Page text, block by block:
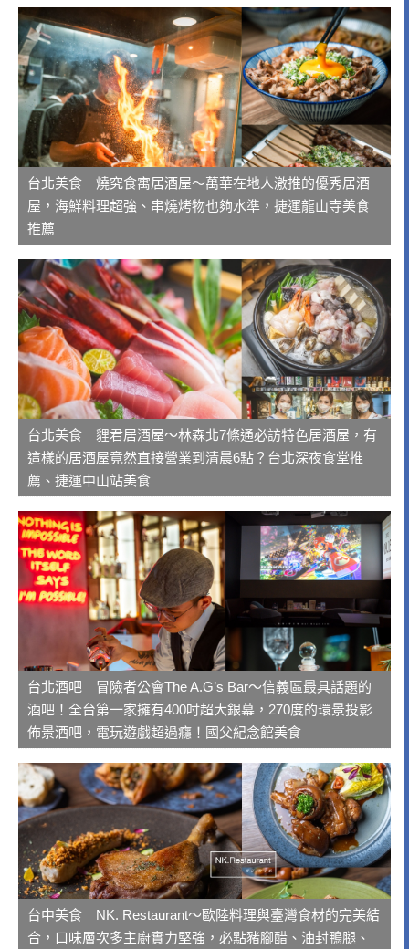
台北美食｜燒究食寓居酒屋～萬華在地人激推的優秀居酒
屋，海鮮料理超強、串燒烤物也夠水準，捷運龍山寺美食
推薦
台北美食｜貍君居酒屋～林森北7條通必訪特色居酒屋，有
這樣的居酒屋竟然直接營業到清晨6點？台北深夜食堂推
薦、捷運中山站美食
台北酒吧｜冒險者公會The A.G’s Bar～信義區最具話題的
酒吧！全台第一家擁有400吋超大銀幕，270度的環景投影
佈景酒吧，電玩遊戲超過癮！國父紀念館美食
台中美食｜NK. Restaurant～歐陸料理與臺灣食材的完美結
合，口味層次多主廚實力堅強，必點豬腳醋、油封鴨腿、